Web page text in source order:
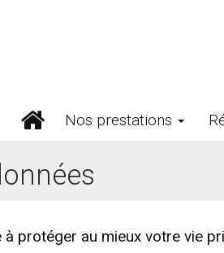
Nos prestations
protéger au mieux votre vie